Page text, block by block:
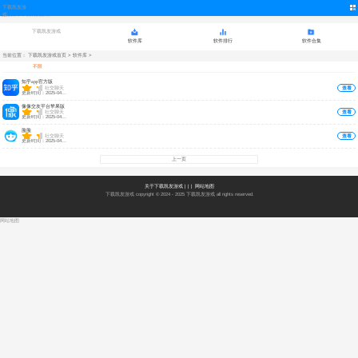
社交聊天-下载凯发游戏
下载凯发游
戏
下载凯发游戏
软件库 软件排行 软件合集
当前位置：下载凯发游戏首页 >软件库 >
不限
知乎app官方版
社交聊天
查看
像像交友平台苹果版
社交聊天
更新时间：2025-04-20
查看
脸脸
社交聊天
更新时间：2025-04-17
查看
上一页
关于下载凯发游戏
网站地图
下载凯发游戏 copyright © 2024 - 2025 下载凯发游戏all rights reserved.
网站地图